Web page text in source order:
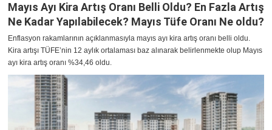
Mayıs Ayı Kira Artış Oranı Belli Oldu? En Fazla Artış
Ne Kadar Yapılabilecek? Mayıs Tüfe Oranı Ne oldu?
Enflasyon rakamlarının açıklanmasıyla mayıs ayı kira artış oranı belli oldu.
Kira artışı TÜFE’nin 12 aylık ortalaması baz alınarak belirlenmekte olup Mayıs
ayı kira artış oranı %34,46 oldu.